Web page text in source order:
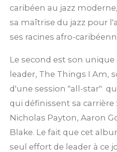
caribéen au jazz
sa maîtrise du jazz pour
ses racines afro-
Le second est son
leader, The Things I Am,
d'une session "all-star"
qui définissent sa carrière
Nicholas Payton, Aaron
Blake. Le fait que cet
seul effort de leader à ce